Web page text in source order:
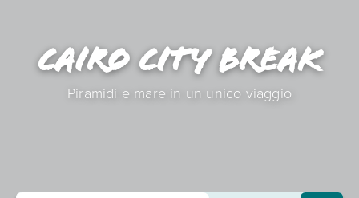
Cairo City Break
Piramidi e mare in un unico viaggio